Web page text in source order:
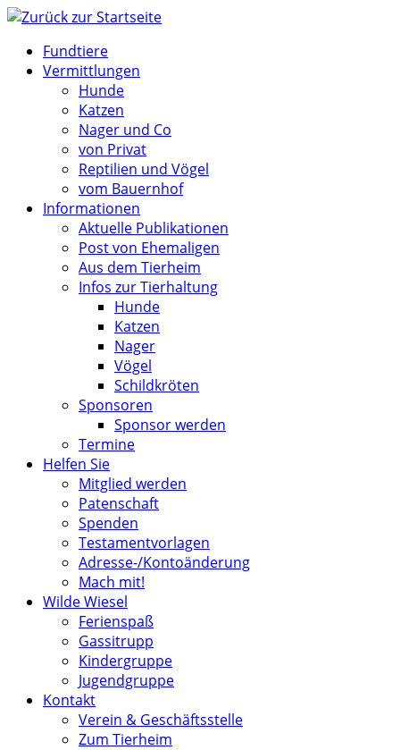
Zum
springenFundtiere
Vermittlungen
Hunde
Katzen
Nager und Co
von Privat
Reptilien und Vögel
vom Bauernhof
Informationen
Aktuelle Publikationen
Post von Ehemaligen
Aus dem Tierheim
Infos zur Tierhaltung
Hunde
Katzen
Nager
Vögel
Schildkröten
Sponsoren
Sponsor werden
Termine
Helfen Sie
Mitglied werden
Patenschaft
Spenden
Testamentvorlagen
Adresse-/Kontoänderung
Mach mit!
Wilde Wiesel
Ferienspaß
Gassitrupp
Kindergruppe
Jugendgruppe
Kontakt
Verein & Geschäftsstelle
Zum Tierheim